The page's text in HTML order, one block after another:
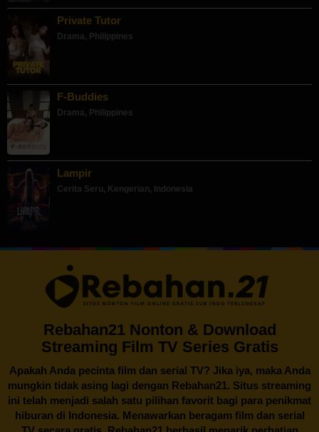
Private Tutor
Drama, Philippines
F-Buddies
Drama, Philippines
Lampir
Cerita Seru, Kengerian, Indonesia
Rebahan21 Nonton & Download
Streaming Film TV Series Gratis
Apakah Anda pecinta film dan serial TV? Jika iya, maka Anda
mungkin tidak asing lagi dengan Rebahan21. Situs streaming
ini telah menjadi salah satu pilihan favorit bagi para penikmat
hiburan di Indonesia. Menawarkan beragam film dan serial